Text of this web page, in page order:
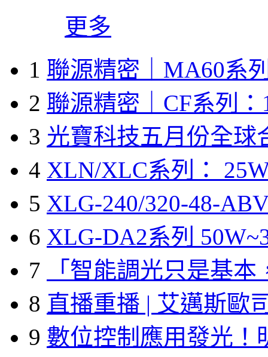
更多
1 聯源精密｜MA60系
2 聯源精密｜CF系列：
3 光寶科技五月份全球
4 XLN/XLC系列：
5 XLG-240/320-48-
6 XLG-DA2系列
7
「智能調光只是基本
8 直播重播 | 艾邁斯歐
9 數位控制應用發光！